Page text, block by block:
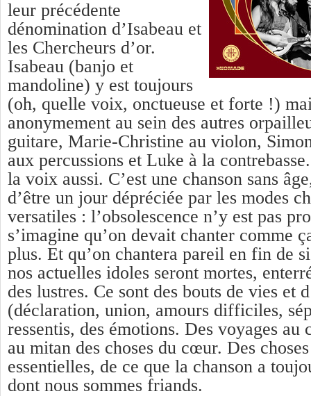
leur précédente
dénomination d’Isabeau et
les Chercheurs d’or.
Isabeau (banjo et
mandoline) y est toujours
(oh, quelle voix, onctueuse et forte !)
anonymement au sein des autres
guitare, Marie-Christine au violon,
aux percussions et Luke à la
la voix aussi. C’est une chanson sans
d’être un jour dépréciée par les modes
versatiles : l’obsolescence n’y est pas
s’imagine qu’on devait chanter comme
plus. Et qu’on chantera pareil en fin de
nos actuelles idoles seront mortes,
des lustres. Ce sont des bouts de vies et
(déclaration, union, amours difficiles,
ressentis, des émotions. Des voyages
au mitan des choses du cœur. Des
essentielles, de ce que la chanson a
dont nous sommes friands.